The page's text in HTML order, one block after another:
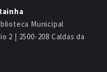
Municipal
2 | 2500-208 Caldas da